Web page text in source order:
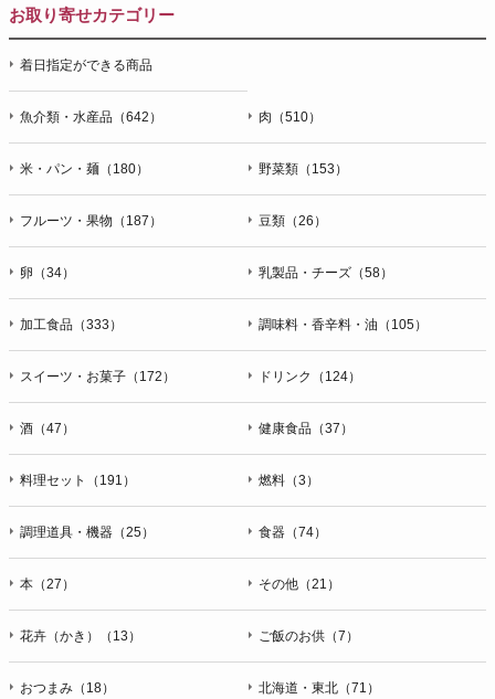
利用目的の通知・開示・内容の訂正・追加または削除・利用の
停止・消去および第三者への提供の停止（「開示等」といいま
す。）に応じます。開示等のお問合せは下記の連絡先までお願
い致します。
個人情報の提供は任意と致しますが、当社が依頼する情報の提
応等に支障をきたす可能性がございますのでご了承下さい。
h）弊社は、弊社のウェブサイトへのアクセス状況について、
す。これらには、お客様のお名前、ご住所、電話番号、電子メ
個人情報に関する問合わせ窓口
個人情報保護管理者：オペレーション部シニアマネージャー
〒106-0044 東京都港区東麻布一丁目２７番１号 東麻布食文化
ビル４階
ＦＡＸ：047-401-6847
お取り寄せカテゴリー
着日指定ができる商品
魚介類・水産品（642） 肉（510）
米・パン・麺（180） 野菜類（153）
フルーツ・果物（187） 豆類（26）
卵（34） 乳製品・チーズ（58）
加工食品（333） 調味料・香辛料・油（105）
スイーツ・お菓子（172） ドリンク（124）
酒（47） 健康食品（37）
料理セット（191） 燃料（3）
調理道具・機器（25） 食器（74）
本（27） その他（21）
花卉（かき）（13） ご飯のお供（7）
おつまみ（18） 北海道・東北（71）